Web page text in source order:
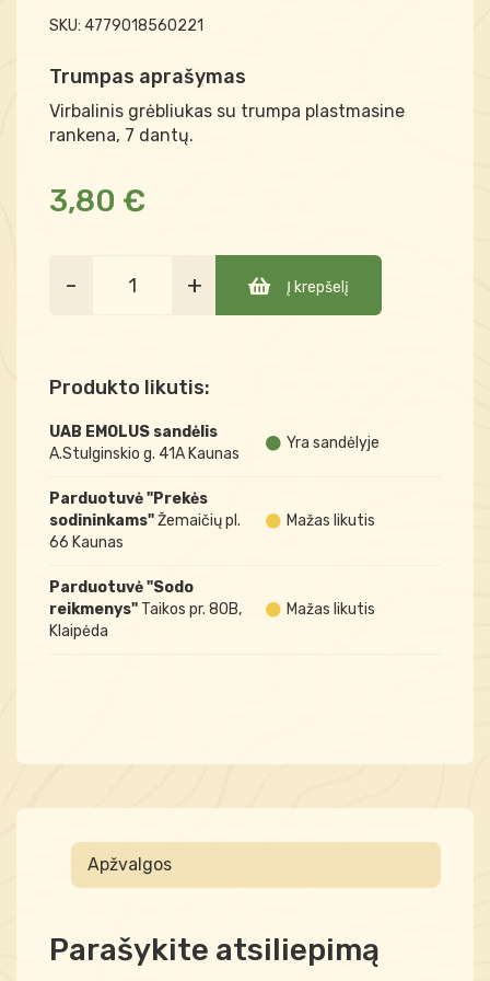
SKU: 4779018560221
Trumpas aprašymas
Virbalinis grėbliukas su trumpa plastmasine
rankena, 7 dantų.
3,80 €
- + Į krepšelį
Produkto likutis:
UAB EMOLUS sandėlis
A.Stulginskio g. 41A Kaunas
Yra sandėlyje
Parduotuvė "Prekės
sodininkams"Žemaičių pl.
66 Kaunas
Mažas likutis
Parduotuvė "Sodo
reikmenys" Taikos pr. 80B,
Klaipėda
Mažas likutis
Apžvalgos
Parašykite atsiliepimą